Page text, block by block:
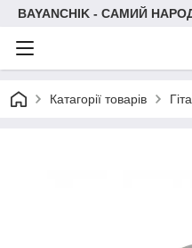
BAYANCHIK - САМИЙ
Катагорії товарів